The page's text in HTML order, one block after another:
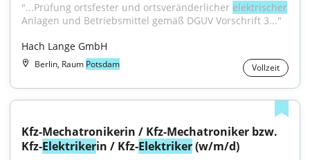
"...Prüfung ortsfester und ortsveränderlicher elektrischer
Anlagen und Betriebsmittel gemäß DGUV Vorschrift 3..."
Hach Lange GmbH
Berlin, Raum Potsdam Vollzeit
Kfz-Mechatronikerin / Kfz-Mechatroniker bzw.
Kfz-Elektrikerin / Kfz-Elektriker (w/m/d)